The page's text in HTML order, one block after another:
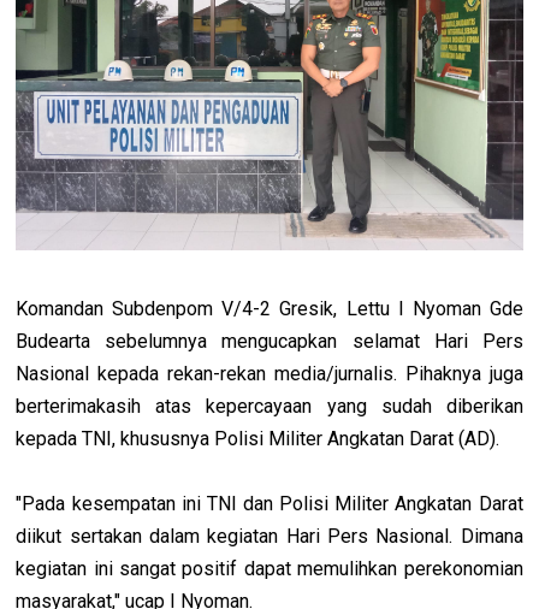
Komandan Subdenpom V/4-2 Gresik, Lettu I Nyoman Gde
Budearta sebelumnya mengucapkan selamat Hari Pers
Nasional kepada rekan-rekan media/jurnalis. Pihaknya juga
berterimakasih atas kepercayaan yang sudah diberikan
kepada TNI, khususnya Polisi Militer Angkatan Darat (AD).
"Pada kesempatan ini TNI dan Polisi Militer Angkatan Darat
diikut sertakan dalam kegiatan Hari Pers Nasional. Dimana
kegiatan ini sangat positif dapat memulihkan perekonomian
masyarakat," ucap I Nyoman.